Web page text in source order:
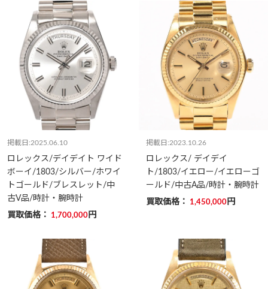
掲載日:2025.06.10
ロレックス/デイデイト ワイド
ボーイ/1803/シルバー/ホワイ
トゴールド/ブレスレット/中
古V品/時計・腕時計
買取価格：
1,700,000 円
掲載日:2023.10.26
ロレックス/ デイデイ
ト/1803/イエロー/イエローゴ
ールド/中古A品/時計・腕時計
買取価格：
1,450,000 円